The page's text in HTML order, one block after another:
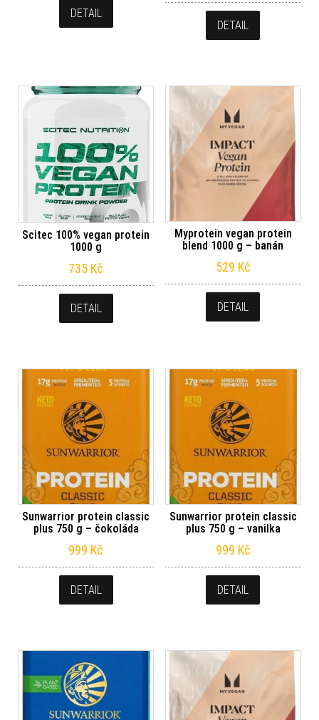
DETAIL
DETAIL
Scitec 100% vegan protein
1000 g
735 Kč
DETAIL
Myprotein vegan protein
blend 1000 g – banán
529 Kč
DETAIL
Sunwarrior protein classic
plus 750 g – čokoláda
999 Kč
DETAIL
Sunwarrior protein classic
plus 750 g – vanilka
999 Kč
DETAIL